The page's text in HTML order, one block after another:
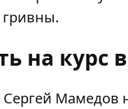
гривны.
на курс
Мамедов